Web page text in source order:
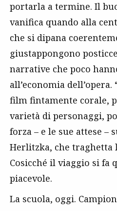
portarla a termine. Il
vanifica quando alla
che si dipana
giustappongono
narrative che poco
all’economia
film fintamente corale,
varietà di personaggi,
forza – e le sue attese –
Herlitzka, che traghetta
Cosicché il viaggio si fa
piacevole.
La scuola, oggi.